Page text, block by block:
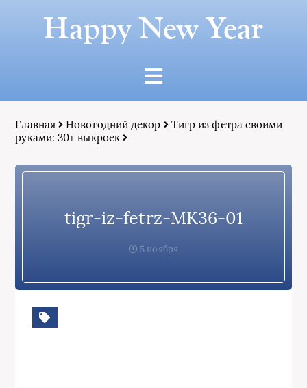
Happy New Year
Главная Новогодний декор
Тигр из фетра своими
руками: 30+ выкроек
tigr-iz-fetrz-MK36-01
5 ноября